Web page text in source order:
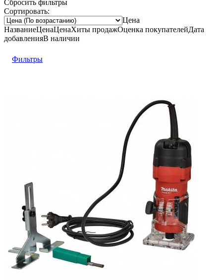
Сбросить фильтры
Сортировать:
Цена
НазваниеЦенаЦенаХиты продажОценка покупателейДата
добавленияВ наличии
Фильтры